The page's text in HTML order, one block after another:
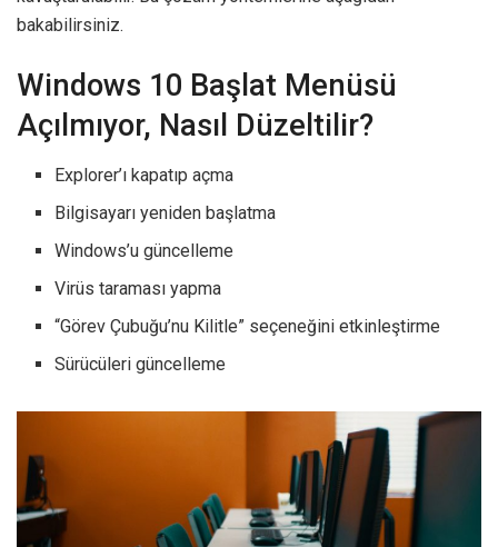
bakabilirsiniz.
Windows 10 Başlat Menüsü
Açılmıyor, Nasıl Düzeltilir?
Explorer’ı kapatıp açma
Bilgisayarı yeniden başlatma
Windows’u güncelleme
Virüs taraması yapma
“Görev Çubuğu’nu Kilitle” seçeneğini etkinleştirme
Sürücüleri güncelleme